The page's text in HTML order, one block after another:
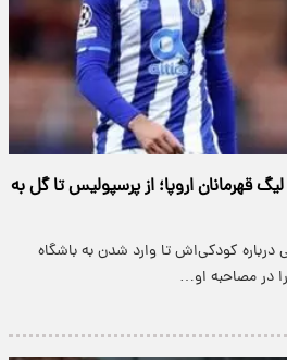
قهرمانان اروپا؛ از پرسپولیس تا گل به
کودکی‌اش تا وارد شدن به باشگاه
در مصاحبه او…